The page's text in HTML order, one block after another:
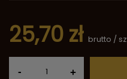
25,70 zł brutto /
- +